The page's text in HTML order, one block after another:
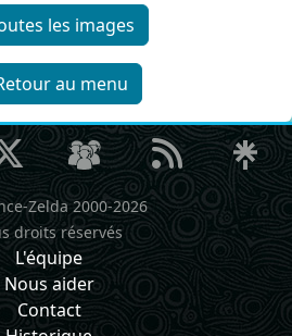
les images
au menu
Zelda 2000-2026
droits réservés
L'équipe
Nous aider
Contact